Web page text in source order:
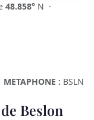
48.858° N ·
METAPHONE : BSLN
Beslon